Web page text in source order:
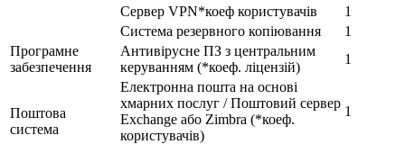
Сервер VPN*коеф користувачів
1
Система резервного копіювання
1
Програмне
забезпечення
Антивірусне ПЗ з центральним
керуванням (*коеф. ліцензій)
1
Поштова
система
Електронна пошта на основі
хмарних послуг / Поштовий сервер
Exchange або Zimbra (*коеф.
користувачів)
1